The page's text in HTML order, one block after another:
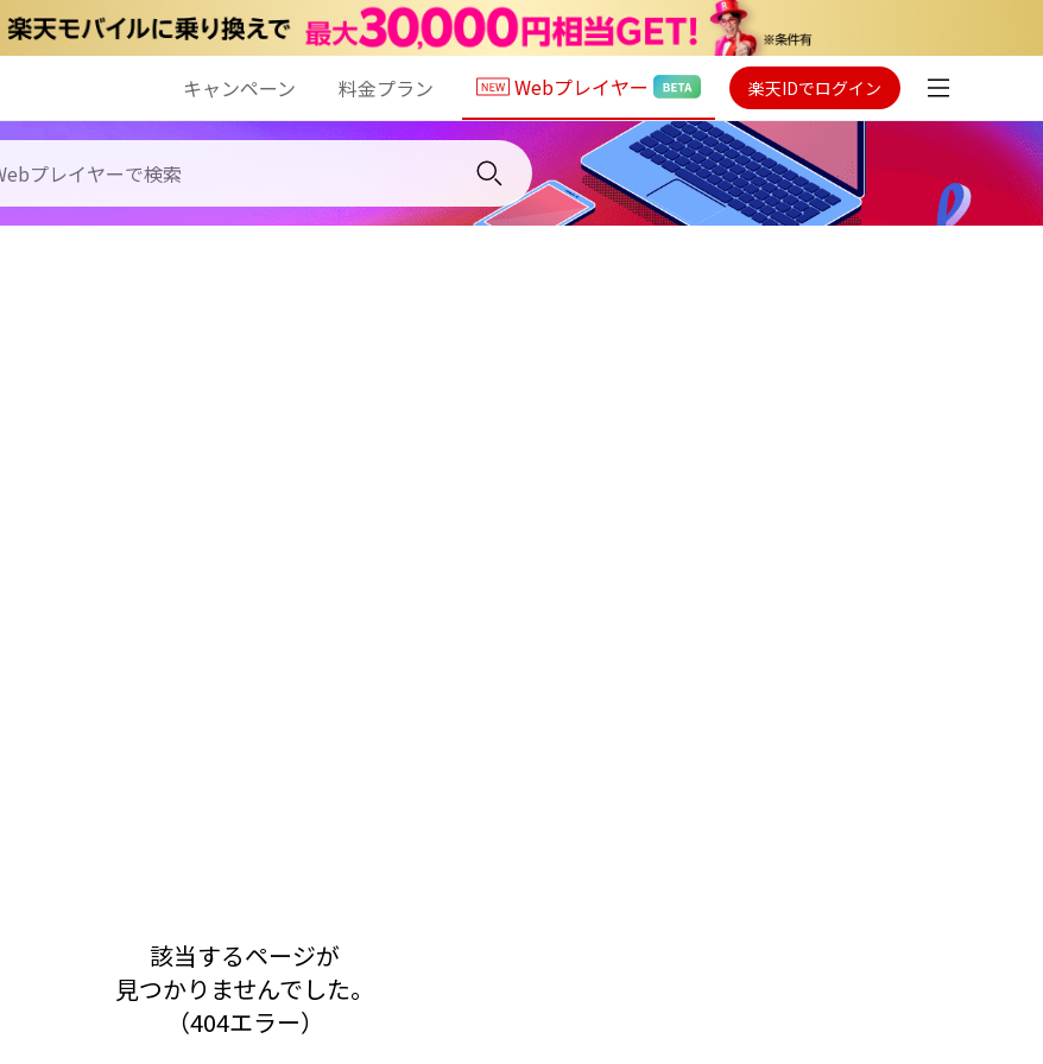
キャンペーン 料金プラン Webプレイヤー 楽天IDでログイン
該当するページが
見つかりませんでした。
（404エラー）